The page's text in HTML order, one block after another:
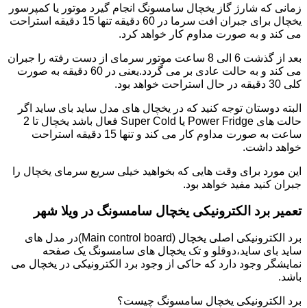
زمانی که شارژ گاز یخچال سامسونگ انجام گیرد موتور یا کمپرسور
یخچال برای جبران افت سرما در 60 دقیقه تنها 15 دقیقه استراحت
می کند و به صورت مداوم کار خواهد کرد.
بعد از گذشت 6 الی 8 ساعت موتور سرمای از دست رفته را جبران
می کند و به حالت عادی بر می گردد.یعنی در 60 دقیقه به صورت
کلی 30 دقیقه در حال استراحت خواهد بود.
البته دوستان توجه کنید که در یخچال های مدل ساید بای ساید اگر
حالت های Power Fridge یا Super Cold فعال باشد یخچال تا 2
ساعت به صورت مداوم کار می کند و تنها 15 دقیقه استراحت
خواهد داشت.
این مورد برای وقت هایی که بخواهید خیلی سریع سرمای یخچال را
جبران کنید مفید خواهد بود.
تعمیر برد الکترونیکی یخچال سامسونگ در ویلا شهر
برد الکترونیکی اصلی یخچال (Main control board)در مدل های
ساید بای ساید،دوقلو و تک یخچال های سامسونگ یک صفحه
نمایشگر وجود دارد که حاکی از وجود برد الکترونیکی در یخچال می
باشد.
برد الکترونیکی یخچال سامسونگ چیست؟